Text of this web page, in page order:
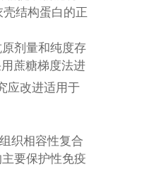
结构蛋白的正
剂量和纯度存
蔗糖梯度法进
应改进适用于
织相容性复合
要保护性免疫